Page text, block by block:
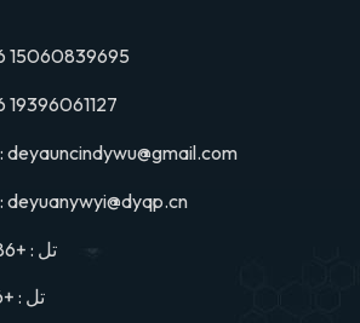
15060839695
19396061127
البريد الإلكتروني : deyauncindywu@gmail.com
البريد الإلكتروني : deyuanywyi@dyqp.cn
تل : +86 15060839695
تل : +86 19396061127